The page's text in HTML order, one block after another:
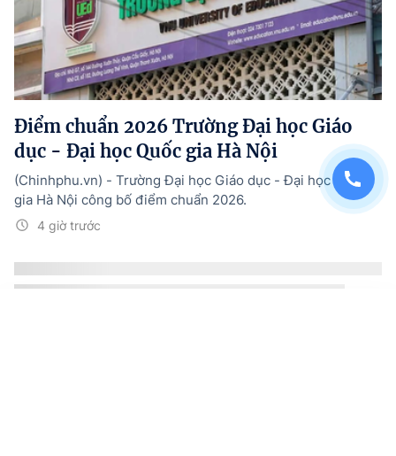
Điểm chuẩn 2026 Trường Đại học Giáo
dục - Đại học Quốc gia Hà Nội
4 giờ trước
(Chinhphu.vn) - Trường Đại học Giáo dục - Đại học Quốc
gia Hà Nội công bố điểm chuẩn 2026.